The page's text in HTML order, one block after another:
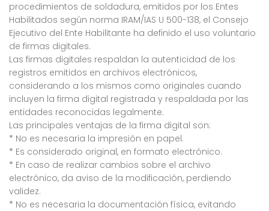
procedimientos de soldadura, emitidos por los Entes
Habilitados según norma IRAM/IAS U 500-138, el Consejo
Ejecutivo del Ente Habilitante ha definido el uso voluntario
de firmas digitales.
Las firmas digitales respaldan la autenticidad de los
registros emitidos en archivos electrónicos,
considerando a los mismos como originales cuando
incluyen la firma digital registrada y respaldada por las
entidades reconocidas legalmente.
Las principales ventajas de la firma digital son:
* No es necesaria la impresión en papel.
* Es considerado original, en formato electrónico.
* En caso de realizar cambios sobre el archivo
electrónico, da aviso de la modificación, perdiendo
validez.
* No es necesaria la documentación física, evitando